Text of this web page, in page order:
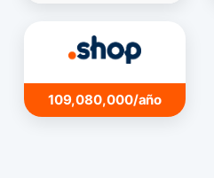
109,080,000/año